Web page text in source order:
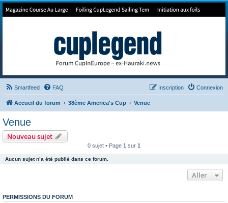
Forum de Cup In Europe
Smartfeed FAQ Connexion
Inscription
Accueil du forum 38ème America's Cup Venue
Venue
Nouveau sujet
0 sujet • Page 1 sur 1
Aucun sujet n’a été publié dans ce forum.
Aller
PERMISSIONS DU FORUM